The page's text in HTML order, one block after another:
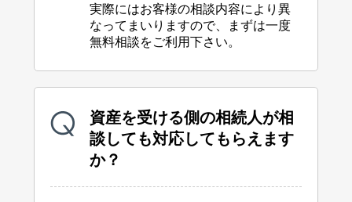
実際にはお客様の相談内容により異
なってまいりますので、
まずは一度
無料相談をご利用下さい。
資産を受ける側の相続人が相
談しても対応してもらえます
か？